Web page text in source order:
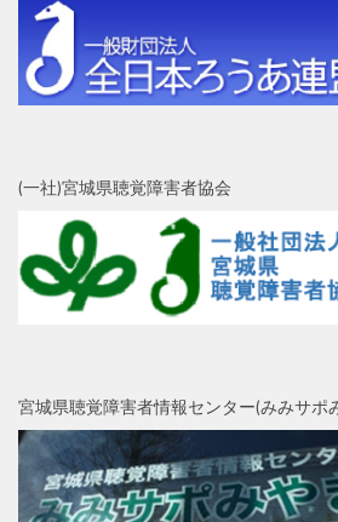
(一社)宮城県聴覚障害者協会
宮城県聴覚障害者情報センター(みみサポ